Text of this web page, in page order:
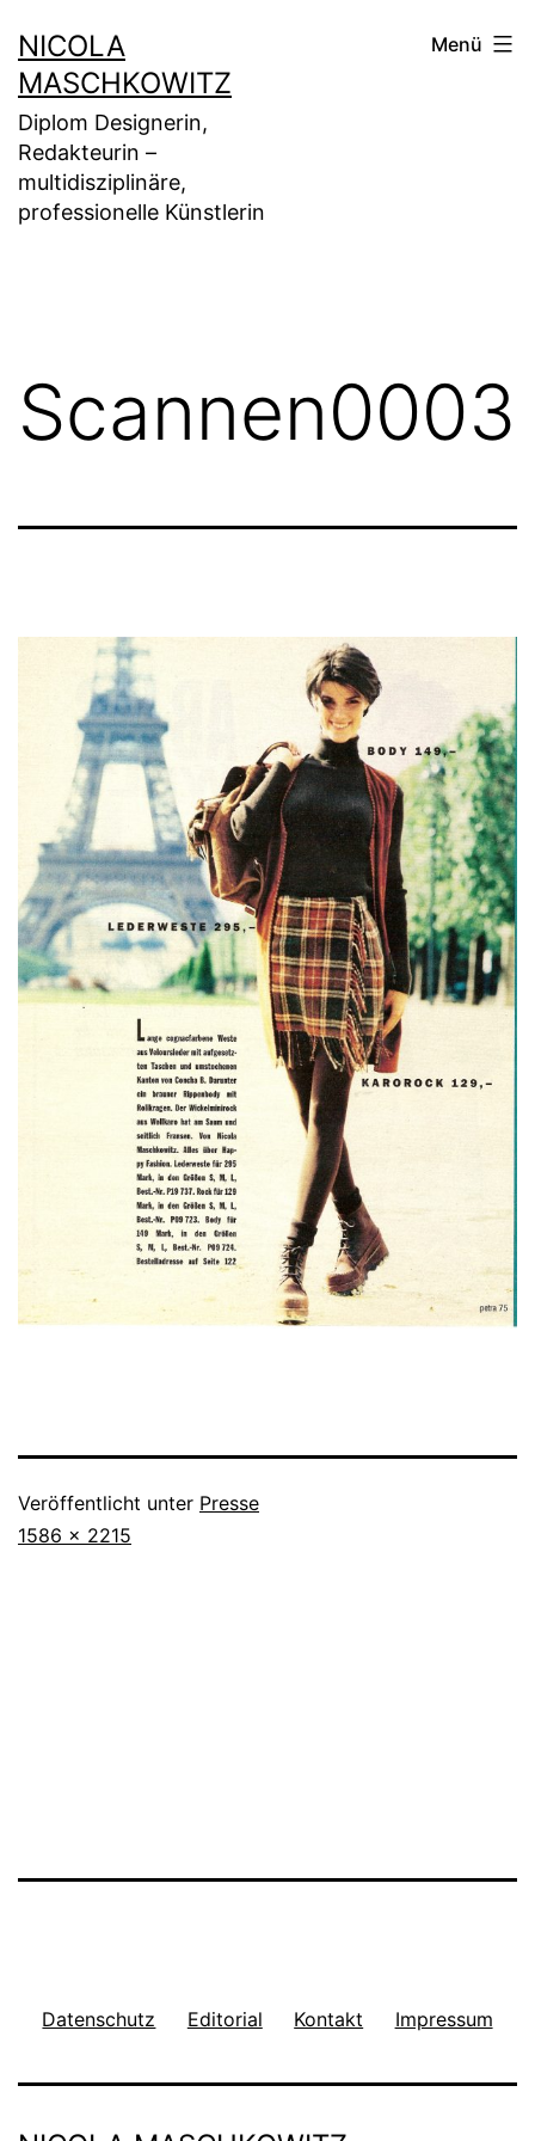
Inhalt
springen
NICOLA
MASCHKOWITZ
Diplom Designerin,
Redakteurin –
multidisziplinäre,
professionelle Künstlerin
Menü
Scannen0003
Veröffentlicht unter Presse
Originalgröße
1586 × 2215
Datenschutz Editorial Kontakt Impressum